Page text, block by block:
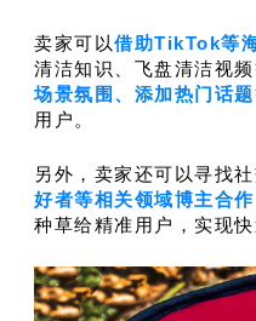
卖家可以借助TikTok等
清洁知识、飞盘清洁视
场景氛围、添加热门话题
用户。
另外，卖家还可以寻找
好者等相关领域博主合作
种草给精准用户，实现快